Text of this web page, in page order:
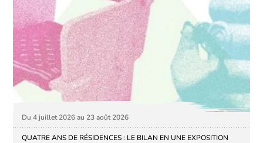
Du 4 juillet 2026 au 23 août 2026
QUATRE ANS DE RÉSIDENCES : LE BILAN EN UNE EXPOSITION